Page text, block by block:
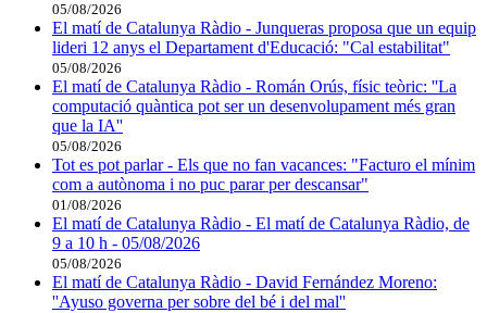
05/08/2026
El matí de Catalunya Ràdio - Junqueras proposa que un equip
lideri 12 anys el Departament d'Educació: "Cal estabilitat"
05/08/2026
El matí de Catalunya Ràdio - Román Orús, físic teòric: ''La
computació quàntica pot ser un desenvolupament més gran
que la IA''
05/08/2026
Tot es pot parlar - Els que no fan vacances: "Facturo el mínim
com a autònoma i no puc parar per descansar"
01/08/2026
El matí de Catalunya Ràdio - El matí de Catalunya Ràdio, de
9 a 10 h - 05/08/2026
05/08/2026
El matí de Catalunya Ràdio - David Fernández Moreno:
''Ayuso governa per sobre del bé i del mal''